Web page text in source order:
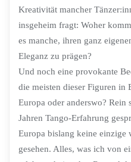
Kreativität mancher
insgeheim fragt: Woher
es manche, ihren ganz
Eleganz zu prägen?
Und noch eine provokante
die meisten dieser Figuren in
Europa oder anderswo? Rein
Jahren Tango-Erfahrung
Europa bislang keine
gesehen. Alles, was ich von